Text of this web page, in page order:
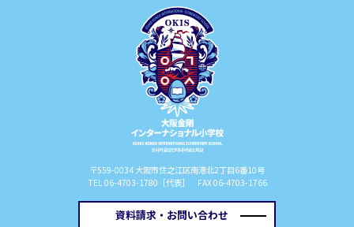
〒559-0034 大阪市住之江区南港北2丁目6番10号
TEL 06-4703-1780［代表］ FAX 06-4703-1766
資料請求・お問い合わせ